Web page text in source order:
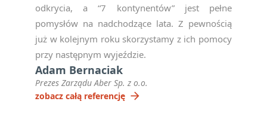
odkrycia, a “7 kontynentów” jest pełne
pomysłów na nadchodzące lata. Z pewnością
już w kolejnym roku skorzystamy z ich pomocy
przy następnym wyjeździe.
Adam Bernaciak
Prezes Zarządu Aber Sp. z o.o.
zobacz całą referencję arrow_forward